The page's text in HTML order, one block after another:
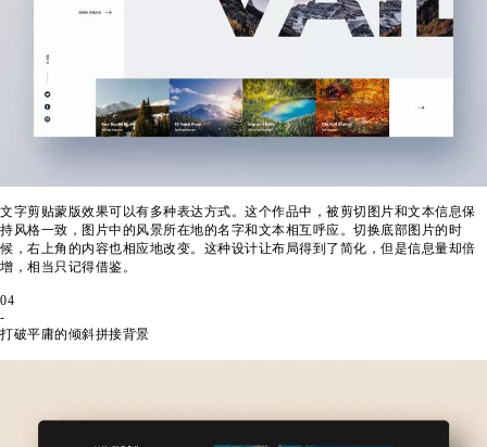
文字剪贴蒙版效果可以有多种表达方式。这个作品中，被剪切图片和文本信息保
持风格一致，图片中的风景所在地的名字和文本相互呼应。切换底部图片的时
候，右上角的内容也相应地改变。这种设计让布局得到了简化，但是信息量却倍
增，相当只记得借鉴。
04
-
打破平庸的倾斜拼接背景